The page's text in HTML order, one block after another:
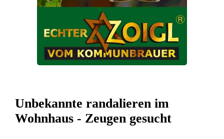
Unbekannte randalieren im
Wohnhaus - Zeugen gesucht